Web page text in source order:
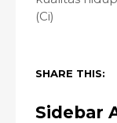
(Ci)
SHARE THIS:
Sidebar